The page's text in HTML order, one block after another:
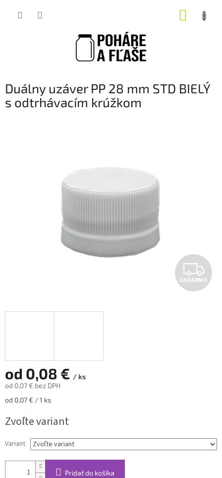
Duálny uzáver PP 28 mm STD BIELÝ
s odtrhávacím krúžkom
Z
A
ZADARMO
od 0,08 € / ks
od 0,07 € bez DPH
Jednotková
od 0,07 € / 1 ks
Zvoľte variant
Variant
Pridať do košíka